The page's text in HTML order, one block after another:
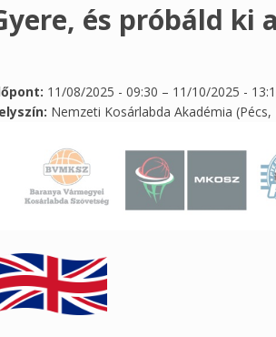
és próbáld ki
11/08/2025 - 09:30 – 11/10/2025 -
Nemzeti Kosárlabda Akadémia